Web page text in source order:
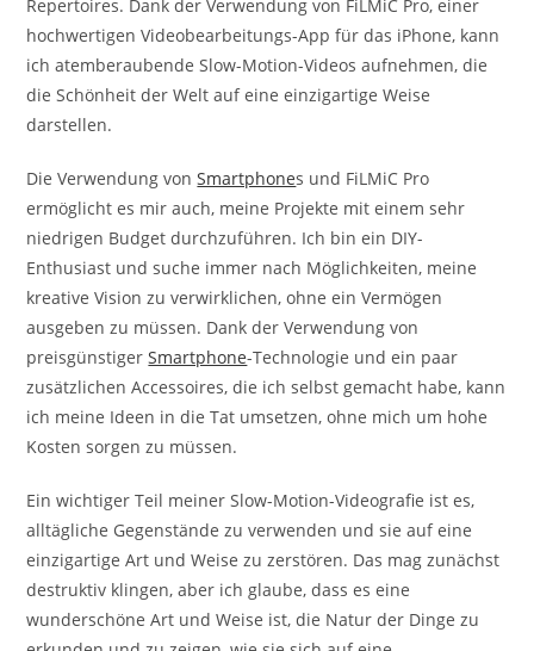
Repertoires. Dank der Verwendung von FiLMiC Pro, einer
hochwertigen Videobearbeitungs-App für das iPhone, kann
ich atemberaubende Slow-Motion-Videos aufnehmen, die
die Schönheit der Welt auf eine einzigartige Weise
darstellen.
Die Verwendung vonSmartphones und FiLMiC Pro
ermöglicht es mir auch, meine Projekte mit einem sehr
niedrigen Budget durchzuführen. Ich bin ein DIY-
Enthusiast und suche immer nach Möglichkeiten, meine
kreative Vision zu verwirklichen, ohne ein Vermögen
ausgeben zu müssen. Dank der Verwendung von
preisgünstigerSmartphone-Technologie und ein paar
zusätzlichen Accessoires, die ich selbst gemacht habe, kann
ich meine Ideen in die Tat umsetzen, ohne mich um hohe
Kosten sorgen zu müssen.
Ein wichtiger Teil meiner Slow-Motion-Videografie ist es,
alltägliche Gegenstände zu verwenden und sie auf eine
einzigartige Art und Weise zu zerstören. Das mag zunächst
destruktiv klingen, aber ich glaube, dass es eine
wunderschöne Art und Weise ist, die Natur der Dinge zu